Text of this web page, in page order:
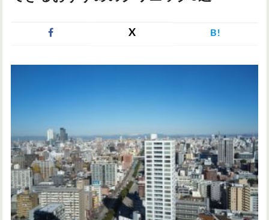
お問い合わせ
X B!
円形脱毛症 女性の薄毛
対策・アイテムから記事を探す